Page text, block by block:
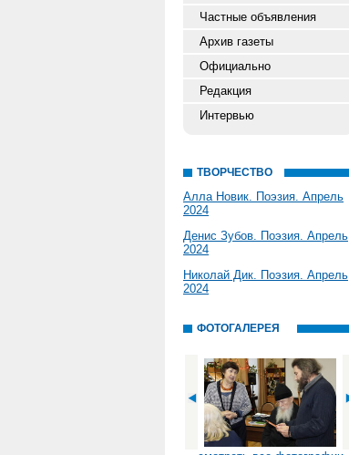
Частные объявления
Архив газеты
Официально
Редакция
Интервью
ТВОРЧЕСТВО
Алла Новик. Поэзия. Апрель
2024
Денис Зубов. Поэзия. Апрель
2024
Николай Дик. Поэзия. Апрель
2024
ФОТОГАЛЕРЕЯ